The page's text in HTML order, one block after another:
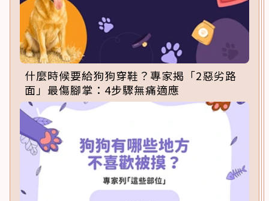
什麼時候要給狗狗穿鞋？專家揭「2惡劣路
面」最傷腳掌：4步驟無痛適應